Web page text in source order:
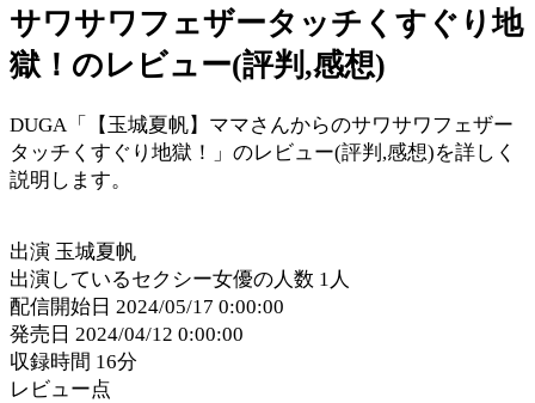
サワサワフェザータッチくすぐり地
獄！のレビュー(評判,感想)
DUGA「【玉城夏帆】ママさんからのサワサワフェザー
タッチくすぐり地獄！」のレビュー(評判,感想)を詳しく
説明します。
出演 玉城夏帆
出演しているセクシー女優の人数 1人
配信開始日 2024/05/17 0:00:00
発売日 2024/04/12 0:00:00
収録時間 16分
レビュー点